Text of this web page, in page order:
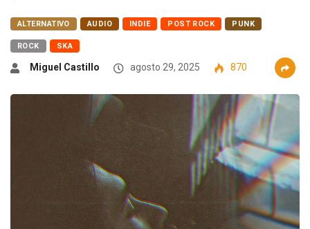
ALTERNATIVO AUDIO INDIE POST ROCK PUNK
ROCK SKA
Miguel Castillo agosto 29, 2025 870